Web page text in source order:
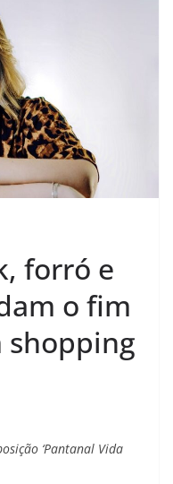
forró e
o fim
shopping
‘Pantanal Vida